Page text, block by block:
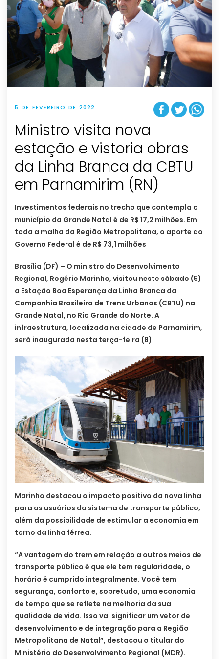
5 DE FEVEREIRO DE 2022
Ministro visita nova
estação e vistoria obras
da Linha Branca da CBTU
em Parnamirim (RN)
Investimentos federais no trecho que contempla o
município da Grande Natal é de R$ 17,2 milhões. Em
toda a malha da Região Metropolitana, o aporte do
Governo Federal é de R$ 73,1 milhões
Brasília (DF) – O ministro do Desenvolvimento
Regional, Rogério Marinho, visitou neste sábado (5)
a Estação Boa Esperança da Linha Branca da
Companhia Brasileira de Trens Urbanos (CBTU) na
Grande Natal, no Rio Grande do Norte. A
infraestrutura, localizada na cidade de Parnamirim,
será inaugurada nesta terça-feira (8).
Marinho destacou o impacto positivo da nova linha
para os usuários do sistema de transporte público,
além da possibilidade de estimular a economia em
torno da linha férrea.
“A vantagem do trem em relação a outros meios de
transporte público é que ele tem regularidade, o
horário é cumprido integralmente. Você tem
segurança, conforto e, sobretudo, uma economia
de tempo que se reflete na melhoria da sua
qualidade de vida. Isso vai significar um vetor de
desenvolvimento e de integração para a Região
Metropolitana de Natal”, destacou o titular do
Ministério do Desenvolvimento Regional (MDR).